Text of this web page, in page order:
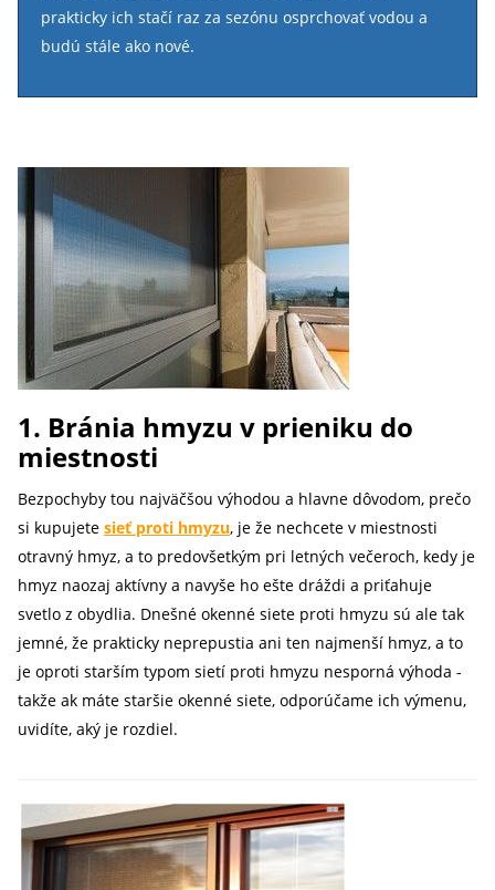
prakticky ich stačí raz za sezónu osprchovať vodou a
budú stále ako nové.
1. Bránia hmyzu v prieniku do
miestnosti
Bezpochyby tou najväčšou výhodou a hlavne dôvodom, prečo
si kupujete sieť proti hmyzu, je že nechcete v miestnosti
otravný hmyz, a to predovšetkým pri letných večeroch, kedy je
hmyz naozaj aktívny a navyše ho ešte dráždi a priťahuje
svetlo z obydlia. Dnešné okenné siete proti hmyzu sú ale tak
jemné, že prakticky neprepustia ani ten najmenší hmyz, a to
je oproti starším typom sietí proti hmyzu nesporná výhoda -
takže ak máte staršie okenné siete, odporúčame ich výmenu,
uvidíte, aký je rozdiel.